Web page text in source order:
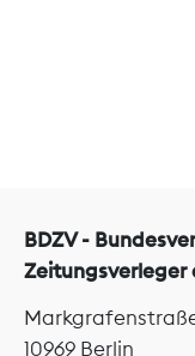
BDZV -
Zeitungsverleger
10969 Berlin